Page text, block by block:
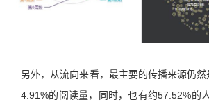
另外，从流向来看，最主要的传播来源仍
4.91%的阅读量，同时，也有约57.52%的